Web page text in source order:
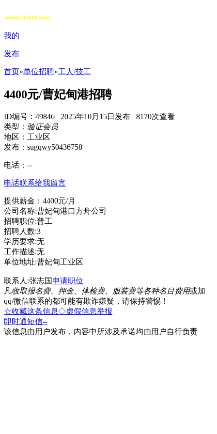
我的
发布
首页»单位招聘»工人/技工
4400元/曹妃甸港招聘
ID编号：49846 2025年10月15日发布 8170次查看
类型： 验证会员
地区：工业区
发布：sugqwy50436758
电话： --
电话联系给我留言
提供薪金：4400元/月
公司名称:曹妃甸港口方舟公司
招聘职位:普工
招聘人数:3
学历要求:无
工作描述:无
单位地址:曹妃甸工业区
联系人:张志国申请职位
凡收取报名费、押金、体检费、服装费等各种名目费用或加
qq/微信联系的都可能有欺诈嫌疑，请保持警惕！
☆收藏这条信息◇虚假信息举报
即时通短信--
该信息由用户发布，内容中所涉及承诺均由用户自行负责